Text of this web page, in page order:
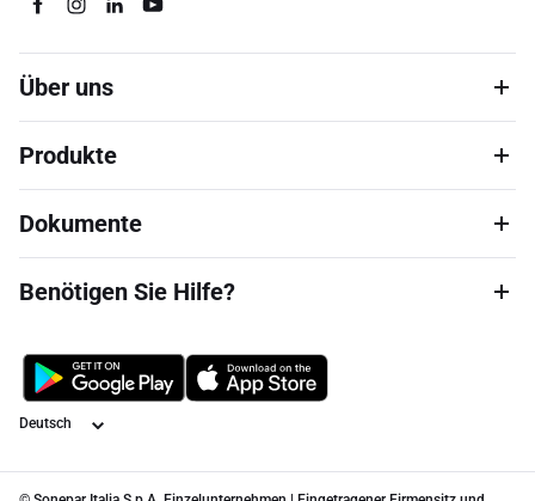
Über uns
Produkte
Dokumente
Benötigen Sie Hilfe?
Sprache